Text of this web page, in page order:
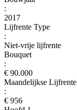
:
2017
Lijfrente Type
:
Niet-vrije lijfrente
Bouquet
:
€ 90.000
Maandelijkse Lijfrente
:
€ 956